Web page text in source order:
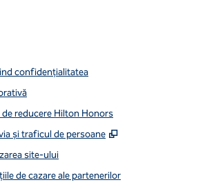
confidenţialitatea
reducere Hilton Honors
și traficul de persoane
,
site-ului
de cazare ale partenerilor